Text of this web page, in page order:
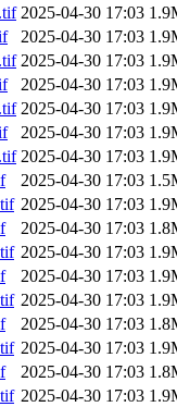
2025-04-30 17:03
2025-04-30 17:03
2025-04-30 17:03
2025-04-30 17:03
2025-04-30 17:03
2025-04-30 17:03
2025-04-30 17:03
2025-04-30 17:03
2025-04-30 17:03
2025-04-30 17:03
2025-04-30 17:03
2025-04-30 17:03
2025-04-30 17:03
2025-04-30 17:03
2025-04-30 17:03
2025-04-30 17:03
2025-04-30 17:03